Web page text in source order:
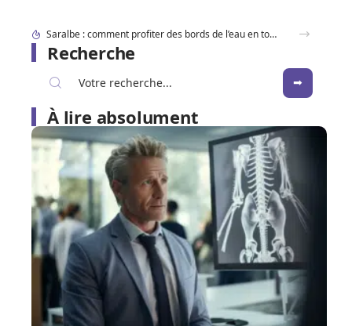
Dracaufeu carte Rare ou ultra rare : quelles différences pour les collectionneurs ?
Recherche
À lire absolument